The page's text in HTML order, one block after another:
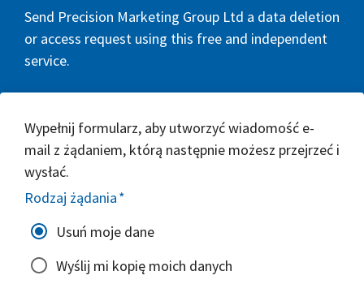
Send Precision Marketing Group Ltd a data deletion
or access request using this free and independent
service.
Wypełnij formularz, aby utworzyć wiadomość e-
mail z żądaniem, którą następnie możesz przejrzeć i
wysłać.
Rodzaj żądania*
Usuń moje dane
Wyślij mi kopię moich danych